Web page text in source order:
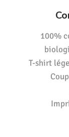
100%
T-shirt